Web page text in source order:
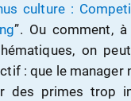
culture :
”. Ou comment,
on
: que le manager
des primes trop